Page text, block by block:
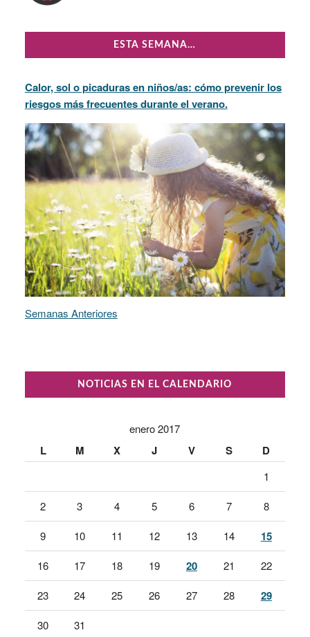
ESTA SEMANA…
Calor, sol o picaduras en niños/as: cómo prevenir los
riesgos más frecuentes durante el verano.
Semanas Anteriores
NOTICIAS EN EL CALENDARIO
enero 2017
L M X J V S D
1
2 3 4 5 6 7 8
9 10 11 12 13 14 15
16 17 18 19 20 21 22
23 24 25 26 27 28 29
30 31